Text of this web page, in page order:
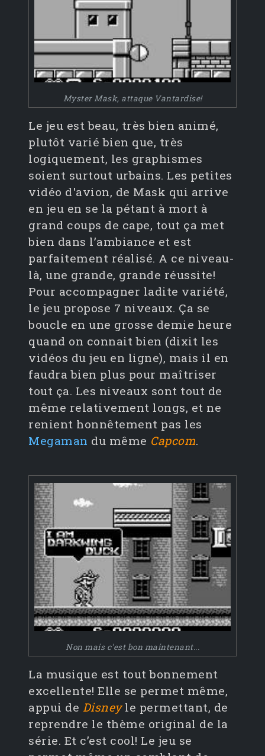
Myster Mask, attaque Vantardise!
Le jeu est beau, très bien animé,
plutôt varié bien que, très
logiquement, les graphismes
soient surtout urbains. Les petites
vidéo d'avion, de Mask qui arrive
en jeu en se la pétant à mort à
grand coups de cape, tout ça met
bien dans l’ambiance et est
parfaitement réalisé. A ce niveau-
là, une grande, grande réussite!
Pour accompagner ladite variété,
le jeu propose 7 niveaux. Ça se
boucle en une grosse demie heure
quand on connait bien (dixit les
vidéos du jeu en ligne), mais il en
faudra bien plus pour maîtriser
tout ça. Les niveaux sont tout de
même relativement longs, et ne
renient honnêtement pas les
Megaman du même Capcom.
Non mais c'est bon maintenant...
La musique est tout bonnement
excellente! Elle se permet même,
appui de Disneyle permettant, de
reprendre le thème original de la
série. Et c’est cool! Le jeu se